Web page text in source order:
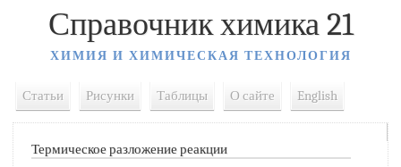
Справочник химика 21
ХИМИЯ И ХИМИЧЕСКАЯ ТЕХНОЛОГИЯ
Статьи Рисунки Таблицы О сайте English
Термическое разложение реакции